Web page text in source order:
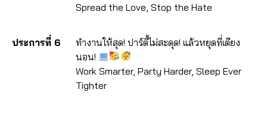
Spread the Love, Stop the Hate
ประการที่ 6
ทำงานให้สุด! ปาร์ตี้ไม่สะดุด! แล้วหยุดที่เตียง
นอน!
Work Smarter, Party Harder, Sleep Ever
Tighter